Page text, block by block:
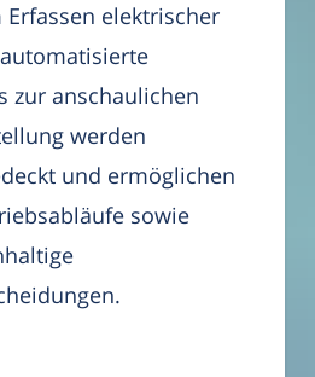
elektrischer
zur anschaulichen
werden
und ermöglichen
sowie